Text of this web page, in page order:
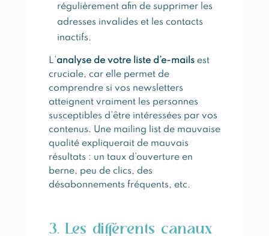
régulièrement afin de supprimer les
adresses invalides et les contacts
inactifs.
L’analyse de votre liste d’e-mailsest
cruciale, car elle permet de
comprendre si vos newsletters
atteignent vraiment les personnes
susceptibles d’être intéressées par vos
contenus. Une mailing list de mauvaise
qualité expliquerait de mauvais
résultats : un taux d’ouverture en
berne, peu de clics, des
désabonnements fréquents, etc.